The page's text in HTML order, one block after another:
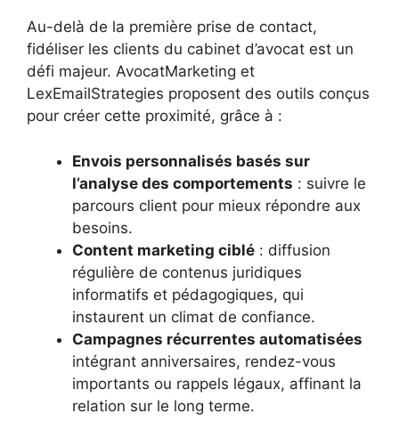
Au-delà de la première prise de contact,
fidéliser les clients du cabinet d’avocat est un
défi majeur. AvocatMarketing et
LexEmailStrategies proposent des outils conçus
pour créer cette proximité, grâce à :
Envois personnalisés basés sur
l’analyse des comportements : suivre le
parcours client pour mieux répondre aux
besoins.
Content marketing ciblé : diffusion
régulière de contenus juridiques
informatifs et pédagogiques, qui
instaurent un climat de confiance.
Campagnes récurrentes automatisées
intégrant anniversaires, rendez-vous
importants ou rappels légaux, affinant la
relation sur le long terme.